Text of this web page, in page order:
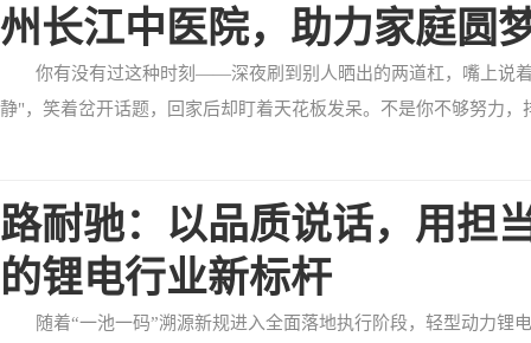
州长江中医院，助力家庭圆
你有没有过这种时刻——深夜刷到别人晒出的两道杠，嘴上说
静"，笑着岔开话题，回家后却盯着天花板发呆。不是你不够努力
路耐驰：以品质说话，用担
的锂电行业新标杆
随着“一池一码”溯源新规进入全面落地执行阶段，轻型动力